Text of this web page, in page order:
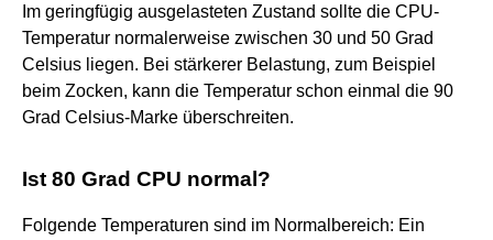
Im geringfügig ausgelasteten Zustand sollte die CPU-
Temperatur normalerweise zwischen 30 und 50 Grad
Celsius liegen. Bei stärkerer Belastung, zum Beispiel
beim Zocken, kann die Temperatur schon einmal die 90
Grad Celsius-Marke überschreiten.
Ist 80 Grad CPU normal?
Folgende Temperaturen sind im Normalbereich: Ein